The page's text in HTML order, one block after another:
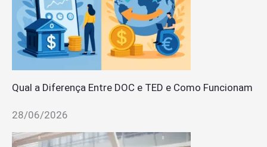
Qual a Diferença Entre DOC e TED e Como Funcionam
28/06/2026